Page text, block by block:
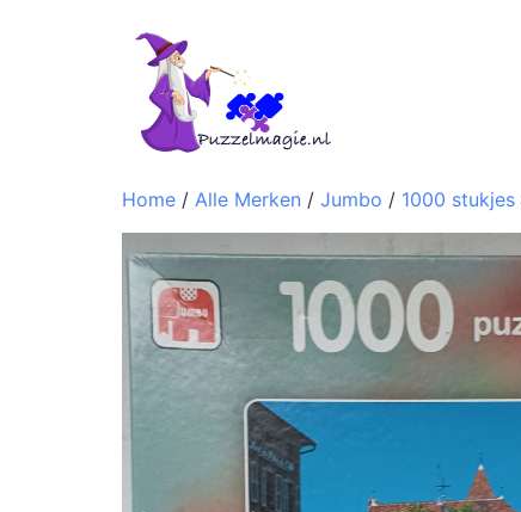
Home / Alle Merken / Jumbo / 1000 stukjes